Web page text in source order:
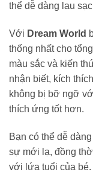
thể dễ dàng lau
Với Dream World
thống nhất cho
màu sắc và kiến
nhận biết, kích
không bị bỡ ngỡ
thích ứng tốt hơn.
Bạn có thể dễ
sự mới lạ, đồng
với lứa tuổi của